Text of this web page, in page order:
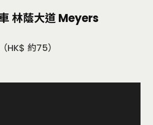
林蔭大道 Meyers
（HK$ 約75）